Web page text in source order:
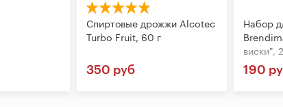
Спиртовые дрожжи Alcotec
Turbo Fruit, 60 г
350 руб
Набор
виски",
190